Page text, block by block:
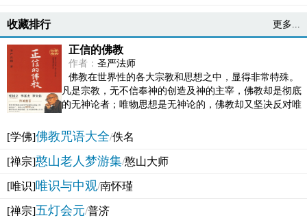
收藏排行 更多...
正信的佛教
作者： 圣严法师
佛教在世界性的各大宗教和思想之中，显得非常特殊。
凡是宗教，无不信奉神的创造及神的主宰，佛教却是彻底
的无神论者；唯物思想是无神论的，佛教却又坚决反对唯
[学佛]佛教咒语大全/佚名
[禅宗]憨山老人梦游集/憨山大师
[唯识]唯识与中观/南怀瑾
[禅宗]五灯会元/普济